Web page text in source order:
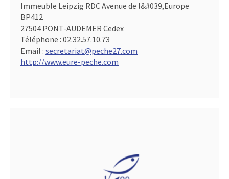
Immeuble Leipzig RDC Avenue de l&#039,Europe
BP412
27504 PONT-AUDEMER Cedex
Téléphone : 02.32.57.10.73
Email : secretariat@peche27.com
http://www.eure-peche.com